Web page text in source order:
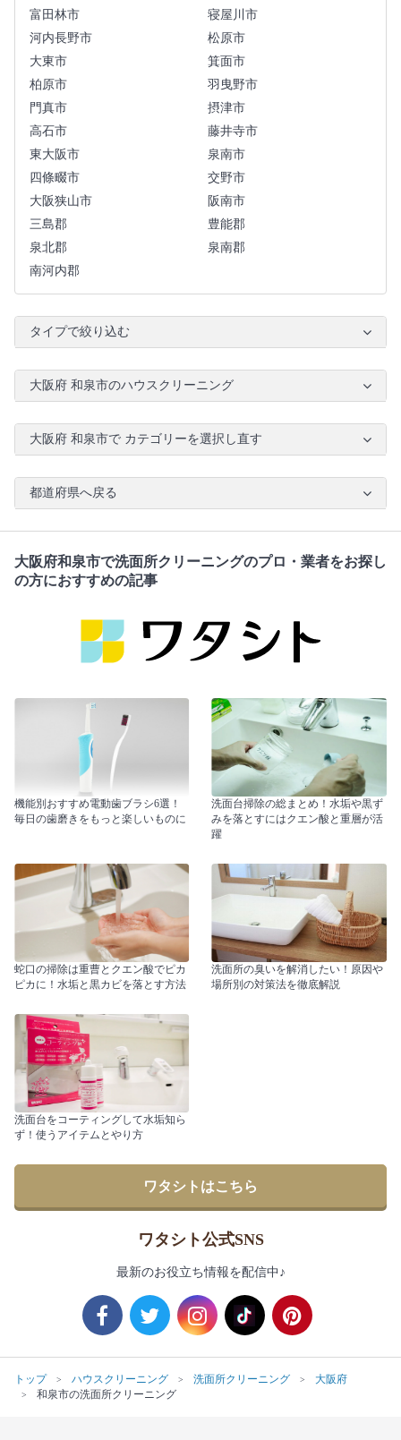
富田林市
寝屋川市
河内長野市
松原市
大東市
箕面市
柏原市
羽曳野市
門真市
摂津市
高石市
藤井寺市
東大阪市
泉南市
四條畷市
交野市
大阪狭山市
阪南市
三島郡
豊能郡
泉北郡
泉南郡
南河内郡
タイプで絞り込む
大阪府 和泉市のハウスクリーニング
大阪府 和泉市で カテゴリーを選択し直す
都道府県へ戻る
大阪府和泉市で洗面所クリーニングのプロ・業者をお探し
の方におすすめの記事
機能別おすすめ電動歯ブラシ6選！
毎日の歯磨きをもっと楽しいものに
洗面台掃除の総まとめ！水垢や黒ず
みを落とすにはクエン酸と重層が活
躍
蛇口の掃除は重曹とクエン酸でピカ
ピカに！水垢と黒カビを落とす方法
洗面所の臭いを解消したい！原因や
場所別の対策法を徹底解説
洗面台をコーティングして水垢知ら
ず！使うアイテムとやり方
ワタシトはこちら
ワタシト公式SNS
最新のお役立ち情報を配信中♪
トップ ハウスクリーニング 洗面所クリーニング
大阪府
和泉市の洗面所クリーニング